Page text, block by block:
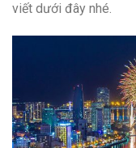
viết dưới đây nhé.